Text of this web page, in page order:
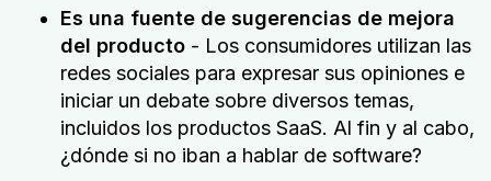
Es una fuente de sugerencias de mejora
del producto - Los consumidores utilizan las
redes sociales para expresar sus opiniones e
iniciar un debate sobre diversos temas,
incluidos los productos SaaS. Al fin y al cabo,
¿dónde si no iban a hablar de software?